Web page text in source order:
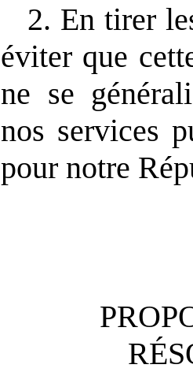
2. En tirer
éviter que
ne se
nos services
pour notre